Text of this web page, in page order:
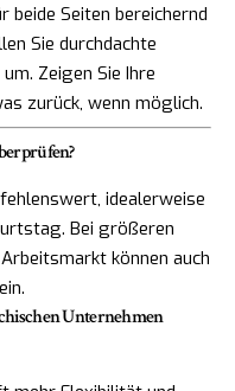
Seiten bereichernd
Sie durchdachte
Zeigen Sie Ihre
zurück, wenn möglich.
idealerweise
Bei größeren
können auch
Unternehmen